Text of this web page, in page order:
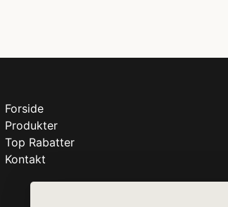
Forside
Produkter
Top Rabatter
Kontakt